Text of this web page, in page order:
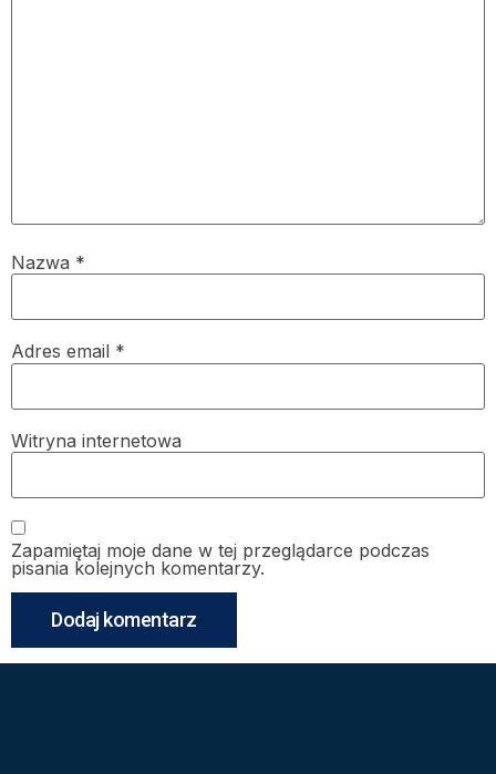
Nazwa *
Adres email *
Witryna internetowa
Zapamiętaj moje dane w tej przeglądarce podczas
pisania kolejnych komentarzy.